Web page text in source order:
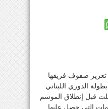
تعزيز صفوف فريقها
الدوري اللبناني
قبل إنطلاق الموسم
التي حصل عليها